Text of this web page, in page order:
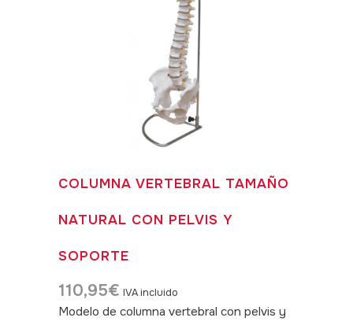
COLUMNA VERTEBRAL TAMAÑO
NATURAL CON PELVIS Y
SOPORTE
110,95€ IVA incluido
Modelo de columna vertebral con pelvis y